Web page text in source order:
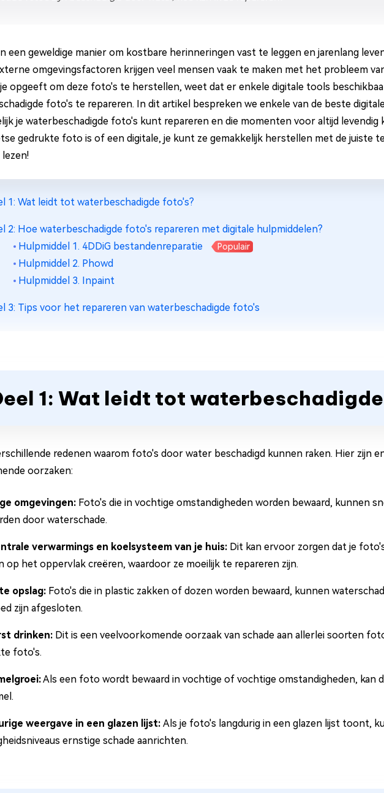
een geweldige manier om kostbare herinneringen vast te leggen en jarenlang
omgevingsfactoren krijgen veel mensen vaak te maken met het probleem
opgeeft om deze foto's te herstellen, weet dat er enkele digitale tools
foto's te repareren. In dit artikel bespreken we enkele van de beste
je waterbeschadigde foto's kunt repareren en die momenten voor altijd
gedrukte foto is of een digitale, je kunt ze gemakkelijk herstellen met de juiste
1: Wat leidt tot waterbeschadigde foto's?
2: Hoe waterbeschadigde foto's repareren met digitale hulpmiddelen?
Hulpmiddel 1. 4DDiG bestandenreparatie
Populair
Hulpmiddel 2. Phowd
Hulpmiddel 3. Inpaint
3: Tips voor het repareren van waterbeschadigde foto's
1: Wat leidt tot
redenen waarom foto's door water beschadigd kunnen raken. Hier zijn
oorzaken:
omgevingen: Foto's die in vochtige omstandigheden worden bewaard, kunnen
door waterschade.
verwarmings en koelsysteem van je huis: Dit kan ervoor zorgen dat je
op het oppervlak creëren, waardoor ze moeilijk te repareren zijn.
opslag: Foto's die in plastic zakken of dozen worden bewaard, kunnen
zijn afgesloten.
drinken: Dit is een veelvoorkomende oorzaak van schade aan allerlei soorten
foto's.
Als een foto wordt bewaard in vochtige of vochtige omstandigheden, kan
weergave in een glazen lijst: Als je foto's langdurig in een glazen lijst toont,
ernstige schade aanrichten.